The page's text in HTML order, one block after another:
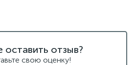
оставить отзыв?
свою оценку!